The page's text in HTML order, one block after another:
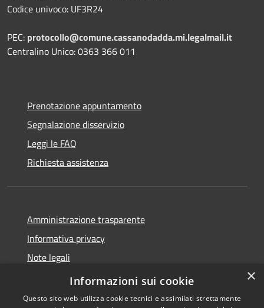
Codice univoco: UF3R24
PEC: protocollo@comune.cassanodadda.mi.legalmail.it
Centralino Unico: 0363 366 011
Prenotazione appuntamento
Segnalazione disservizio
Leggi le FAQ
Richiesta assistenza
Amministrazione trasparente
Informativa privacy
Note legali
Dichiarazione di accessibilità
×
Informazioni sui cookie
Questo sito web utilizza cookie tecnici e assimilati strettamente